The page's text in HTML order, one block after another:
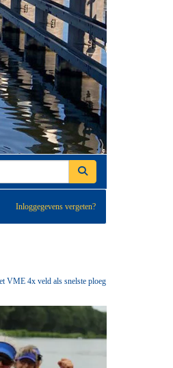
Inloggegevens vergeten?
VME 4x veld als snelste ploeg